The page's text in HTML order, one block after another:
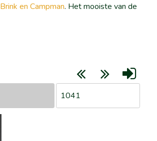
Brink en Campman. Het mooiste van de
1041